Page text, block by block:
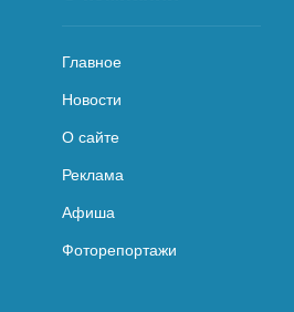
Главное
Новости
О сайте
Реклама
Афиша
Фоторепортажи